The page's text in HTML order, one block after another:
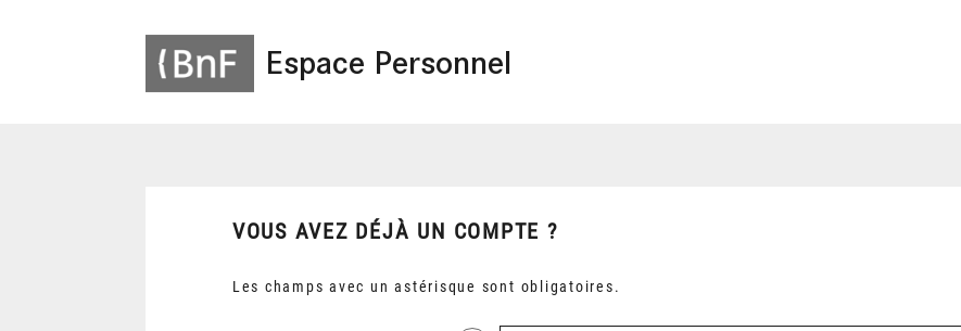
Espace Personnel
VOUS AVEZ DÉJÀ UN COMPTE ?
Les champs avec un astérisque sont obligatoires.